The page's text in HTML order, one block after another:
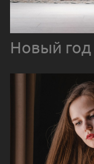
Новый год